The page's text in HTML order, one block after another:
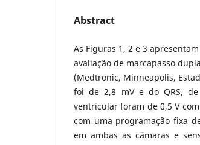
Abstract
As Figuras 1, 2 e 3
avaliação de marcapasso
(Medtronic, Minneapolis,
foi de 2,8 mV e do QRS,
ventricular foram de 0,5 V
com uma programação fixa
em ambas as câmaras e